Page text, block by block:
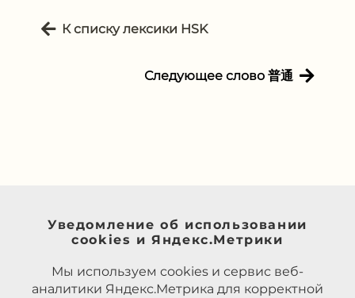
К списку лексики HSK
Следующее слово 普通
Уведомление об использовании
cookies и Яндекс.Метрики
Мы используем cookies и сервис веб-
аналитики Яндекс.Метрика для корректной